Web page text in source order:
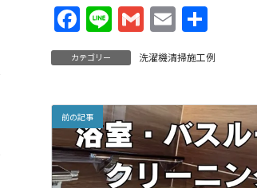
F
ac
e
o
o
k
Li
n
e
G
ai
E
ai
共
カテゴリー 洗濯機清掃施工例
前の記事